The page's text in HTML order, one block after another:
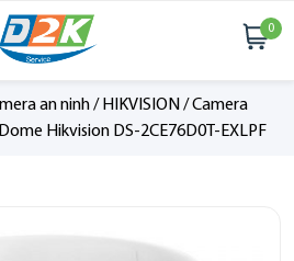
0
an ninh/ HIKVISION /Camera
Hikvision DS-2CE76D0T-EXLPF